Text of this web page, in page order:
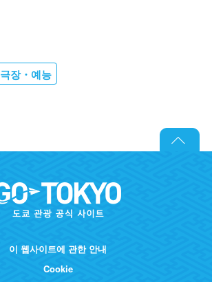
극장・예능
이 웹사이트에 관한 안내
Cookie